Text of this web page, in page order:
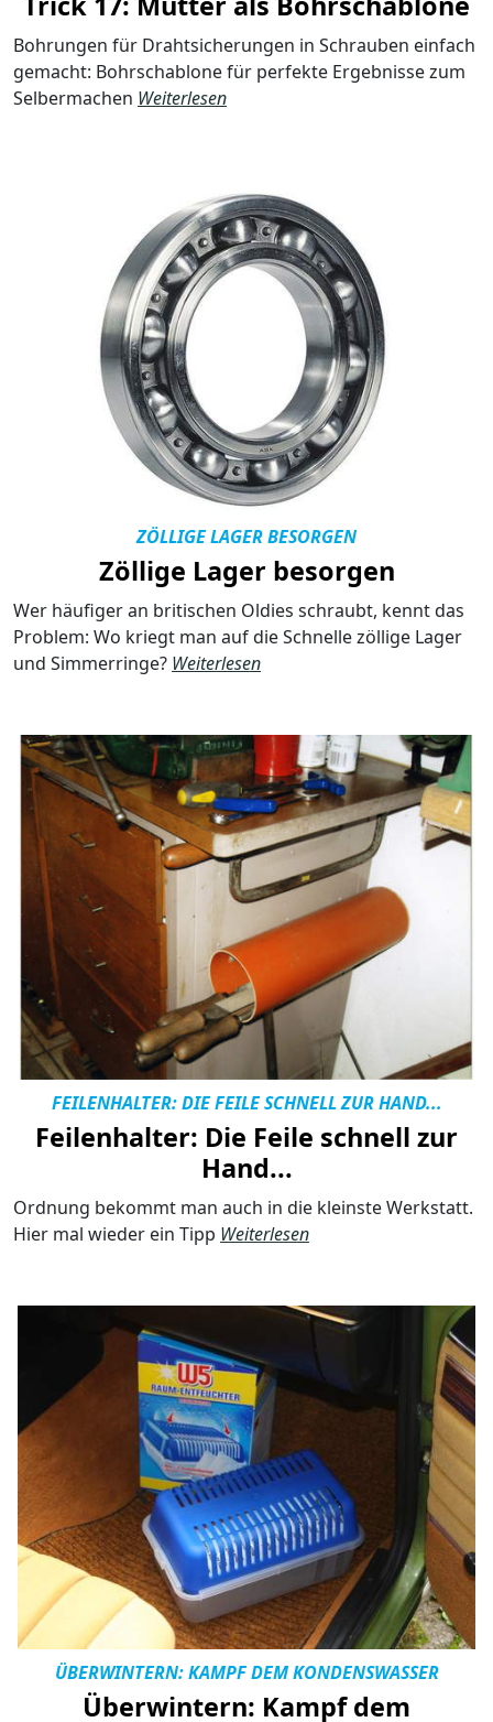
Bohrungen für Drahtsicherungen in Schrauben einfach
gemacht: Bohrschablone für perfekte Ergebnisse zum
Selbermachen Weiterlesen
ZÖLLIGE LAGER BESORGEN
Zöllige Lager besorgen
Wer häufiger an britischen Oldies schraubt, kennt das
Problem: Wo kriegt man auf die Schnelle zöllige Lager
und Simmerringe? Weiterlesen
FEILENHALTER: DIE FEILE SCHNELL ZUR HAND...
Feilenhalter: Die Feile schnell zur
Hand...
Ordnung bekommt man auch in die kleinste Werkstatt.
Hier mal wieder ein Tipp Weiterlesen
ÜBERWINTERN: KAMPF DEM KONDENSWASSER
Überwintern: Kampf dem